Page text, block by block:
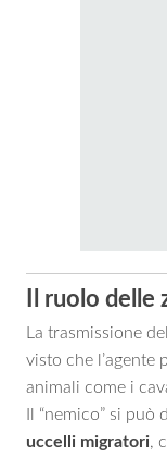
Il ruolo delle
La trasmissione
visto che l’agente
animali come i
Il “nemico” si
uccelli migratori,